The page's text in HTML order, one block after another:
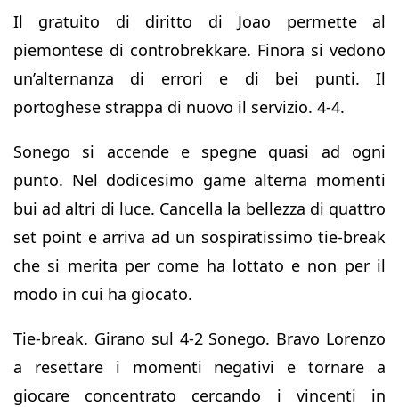
Il gratuito di diritto di Joao permette al
piemontese di controbrekkare. Finora si vedono
un’alternanza di errori e di bei punti. Il
portoghese strappa di nuovo il servizio. 4-4.
Sonego si accende e spegne quasi ad ogni
punto. Nel dodicesimo game alterna momenti
bui ad altri di luce. Cancella la bellezza di quattro
set point e arriva ad un sospiratissimo tie-break
che si merita per come ha lottato e non per il
modo in cui ha giocato.
Tie-break. Girano sul 4-2 Sonego. Bravo Lorenzo
a resettare i momenti negativi e tornare a
giocare concentrato cercando i vincenti in